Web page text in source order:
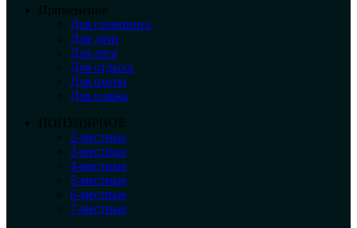
Применение
Для глэмпинга
Для дачи
Для леса
Для отдыха
Для охоты
Для пляжа
ПОПУЛЯРНОЕ
2-местные
3-местные
4-местные
5-местные
6-местные
7-местные